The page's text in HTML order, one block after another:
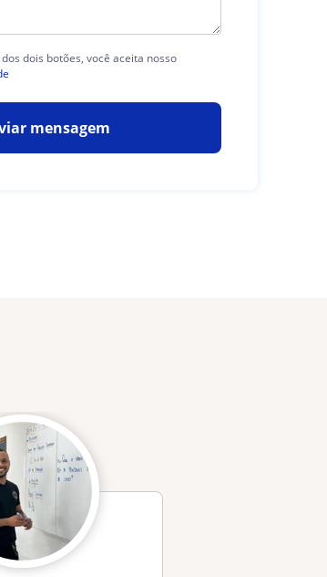
dois botões, você aceita nosso
mensagem